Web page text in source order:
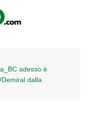
adesso è
dalla